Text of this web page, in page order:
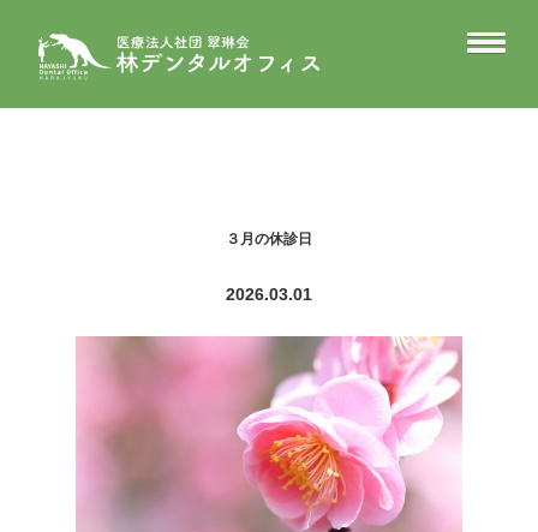
３月の休診日
2026.03.01